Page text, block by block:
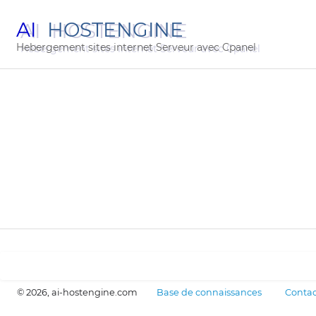
AI HOSTENGINE
Hebergement sites internet Serveur avec Cpanel
© 2026, ai-hostengine.com Base de connaissances